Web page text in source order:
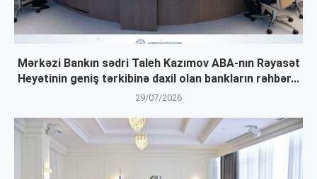
Mərkəzi Bankın sədri Taleh Kazımov ABA-nın Rəyasət
Heyətinin geniş tərkibinə daxil olan bankların rəhbər...
29/07/2026